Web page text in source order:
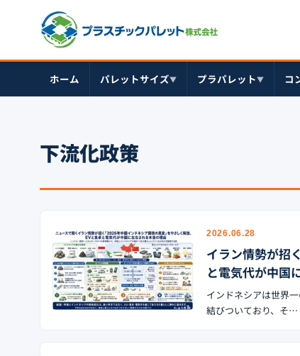
ホーム パレットサイズ▼ プラパレット▼ コ
下流化政策
2026.06.28
イラン情勢が招
と電気代が中国
インドネシアは世界
結びついており、そ…